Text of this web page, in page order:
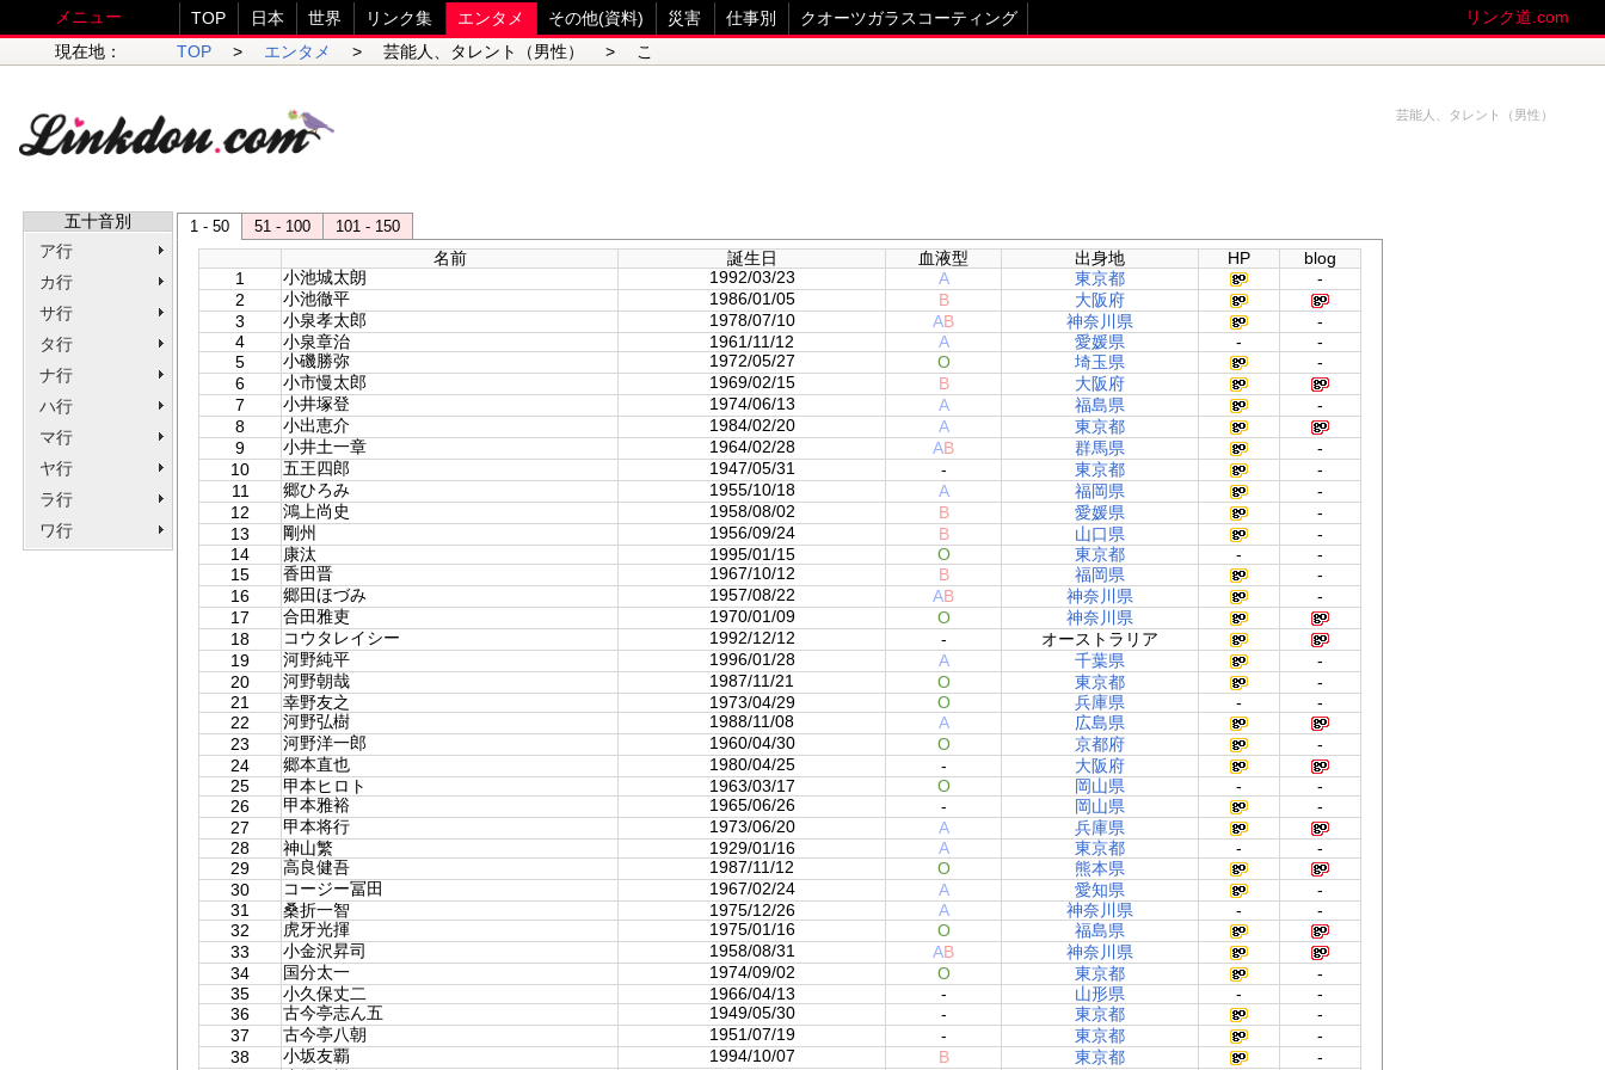
芸能人、タレント（男性）
メニュー TOP 日本 世界 リンク集 エンタメ その他(資料) 災害 仕事別 クオーツガラスコーティング
リンク道.com
現在地：
TOP > エンタメ > 芸能人、タレント（男性） > こ
五十音別
ア行
カ行
サ行
タ行
ナ行
ハ行
マ行
ヤ行
ラ行
ワ行
1 - 50 51 - 100
101 - 150
名前
誕生日 血液型 出身地 HP
blog
1
小池城太朗 1992/03/23 A 東京都
-
2
小池徹平 1986/01/05 B
大阪府
3
小泉孝太郎 1978/07/10 AB 神奈川県
-
4
小泉章治 1961/11/12 A 愛媛県 -
-
5
小磯勝弥 1972/05/27 O 埼玉県
-
6
小市慢太郎 1969/02/15 B
大阪府
7
小井塚登 1974/06/13 A 福島県
-
8
小出恵介 1984/02/20 A
東京都
9
小井土一章 1964/02/28 AB 群馬県
-
10
五王四郎 1947/05/31 - 東京都
-
11
郷ひろみ 1955/10/18 A 福岡県
-
12
鴻上尚史 1958/08/02 B 愛媛県
-
13
剛州 1956/09/24 B 山口県
-
14
康汰 1995/01/15 O 東京都 -
-
15
香田晋 1967/10/12 B 福岡県
-
16
郷田ほづみ 1957/08/22 AB 神奈川県
-
17
合田雅吏 1970/01/09 O
神奈川県
18
コウタレイシー 1992/12/12 -
オーストラリア
19
河野純平 1996/01/28 A 千葉県
-
20
河野朝哉 1987/11/21 O 東京都
-
21
幸野友之 1973/04/29 O 兵庫県 -
-
22
河野弘樹 1988/11/08 A
広島県
23
河野洋一郎 1960/04/30 O 京都府
-
24
郷本直也 1980/04/25 -
大阪府
25
甲本ヒロト 1963/03/17 O 岡山県 -
-
26
甲本雅裕 1965/06/26 - 岡山県
-
27
甲本将行 1973/06/20 A
兵庫県
28
神山繁 1929/01/16 A 東京都 -
-
29
高良健吾 1987/11/12 O
熊本県
30
コージー冨田 1967/02/24 A 愛知県
-
31
桑折一智 1975/12/26 A 神奈川県 -
-
32
虎牙光揮 1975/01/16 O
福島県
33
小金沢昇司 1958/08/31 AB
神奈川県
34
国分太一 1974/09/02 O 東京都
-
35
小久保丈二 1966/04/13 - 山形県 -
-
36
古今亭志ん五 1949/05/30 - 東京都
-
37
古今亭八朝 1951/07/19 - 東京都
-
38
小坂友覇 1994/10/07 B 東京都
-